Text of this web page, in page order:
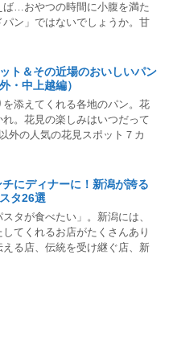
ば…おやつの時間に小腹を満た
パン」ではないでしょうか。甘
ト＆その近場のおいしいパン
・中上越編）
添えてくれる各地のパン。花
。花見の楽しみはいつだって
外の人気の花見スポット７カ
チにディナーに！新潟が誇る
タ26選
スタが食べたい」。新潟には、
てくれるお店がたくさんあり
える店、伝統を受け継ぐ店、新